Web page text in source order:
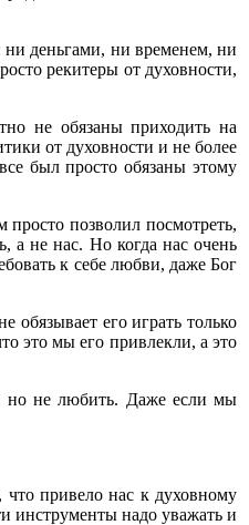
деньгами, ни временем, ни
рекитеры от духовности,
не обязаны приходить на
от духовности и не более
был просто обязаны этому
позволил посмотреть,
а не нас. Но когда нас очень
к себе любви, даже Бог
обязывает его играть только
это мы его привлекли, а это
но не любить. Даже если мы
что привело нас к духовному
инструменты надо уважать и